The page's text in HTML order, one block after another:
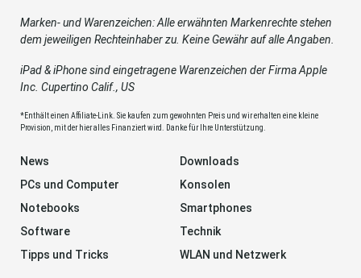
Marken- und Warenzeichen: Alle erwähnten Markenrechte stehen
dem jeweiligen Rechteinhaber zu. Keine Gewähr auf alle Angaben.
iPad & iPhone sind eingetragene Warenzeichen der Firma Apple
Inc. Cupertino Calif., US
*Enthält einen Affiliate-Link. Sie kaufen zum gewohnten Preis und wir erhalten eine kleine
Provision, mit der hier alles Finanziert wird. Danke für Ihre Unterstützung.
News
Downloads
PCs und Computer
Konsolen
Notebooks
Smartphones
Software
Technik
Tipps und Tricks
WLAN und Netzwerk